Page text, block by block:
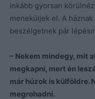
inkább gyorsan
meneküljek el. A
beszélgetnek pár
– Nekem mindegy, mit
megkapni, mert én
már húzok is külföldre.
megrohadni.